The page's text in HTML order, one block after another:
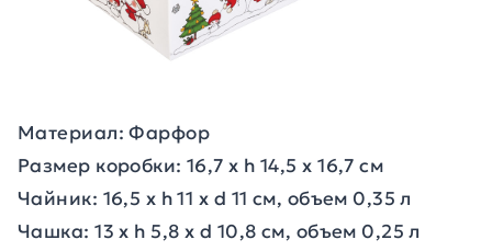
Материал: Фарфор
Размер коробки: 16,7 х h 14,5 х 16,7 см
Чайник: 16,5 х h 11 х d 11 см, объем 0,35 л
Чашка: 13 х h 5,8 х d 10,8 см, объем 0,25 л